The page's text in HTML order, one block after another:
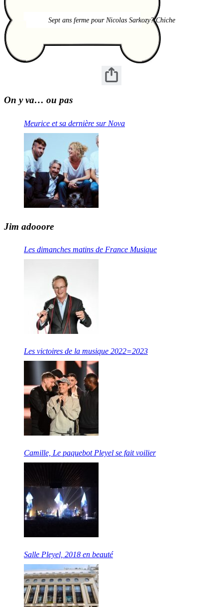
Sept ans ferme pour Nicolas Sarkozy? Chiche
On y va… ou pas
Meurice et sa dernière sur Nova
Jim adooore
Les dimanches matins de France Musique
Les victoires de la musique 2022=2023
Camille, Le paquebot Pleyel se fait voilier
Salle Pleyel, 2018 en beauté